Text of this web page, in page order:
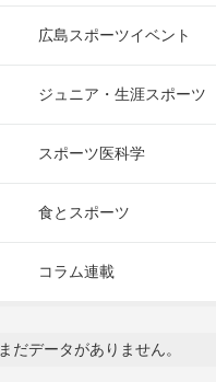
広島スポーツイベント
ジュニア・生涯スポーツ
スポーツ医科学
食とスポーツ
コラム連載
まだデータがありません。